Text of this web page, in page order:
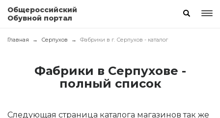
Общероссийский
Обувной портал
Главная Серпухов Фабрики в г. Серпухов - каталог
Фабрики в Серпухове -
полный список
Следующая страница каталога магазинов так же